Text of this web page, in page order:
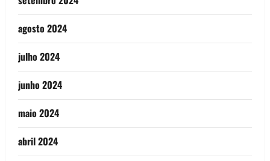
agosto 2024
julho 2024
junho 2024
maio 2024
abril 2024